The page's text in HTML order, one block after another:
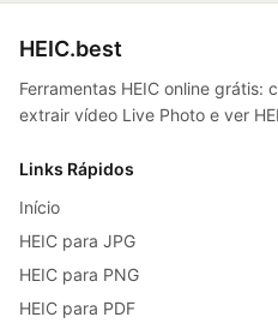
HEIC.best
Ferramentas HEIC online grátis:
extrair vídeo Live Photo e ver
Links Rápidos
Início
HEIC para JPG
HEIC para PNG
HEIC para PDF